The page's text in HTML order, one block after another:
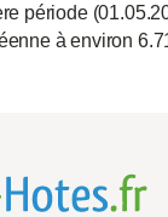
période
à environ